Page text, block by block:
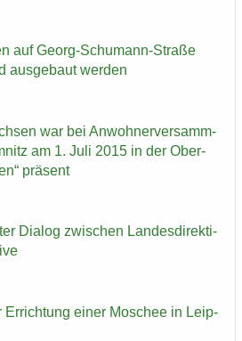
auf Georg-​Schumann-Straße
aus­ge­baut wer­den
war bei An­woh­ner­ver­samm­
am 1. Juli 2015 in der Ober­
prä­sent
Dia­log zwi­schen Lan­des­di­rek­ti­
Er­rich­tung einer Mo­schee in Leip­